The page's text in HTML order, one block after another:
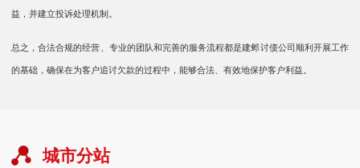
益，并建立投诉处理机制。
总之，合法合规的经营、专业的团队和完善的服务流程都是建邺讨债公司顺利开展工作
的基础，确保在为客户追讨欠款的过程中，能够合法、有效地保护客户利益。
城市分站